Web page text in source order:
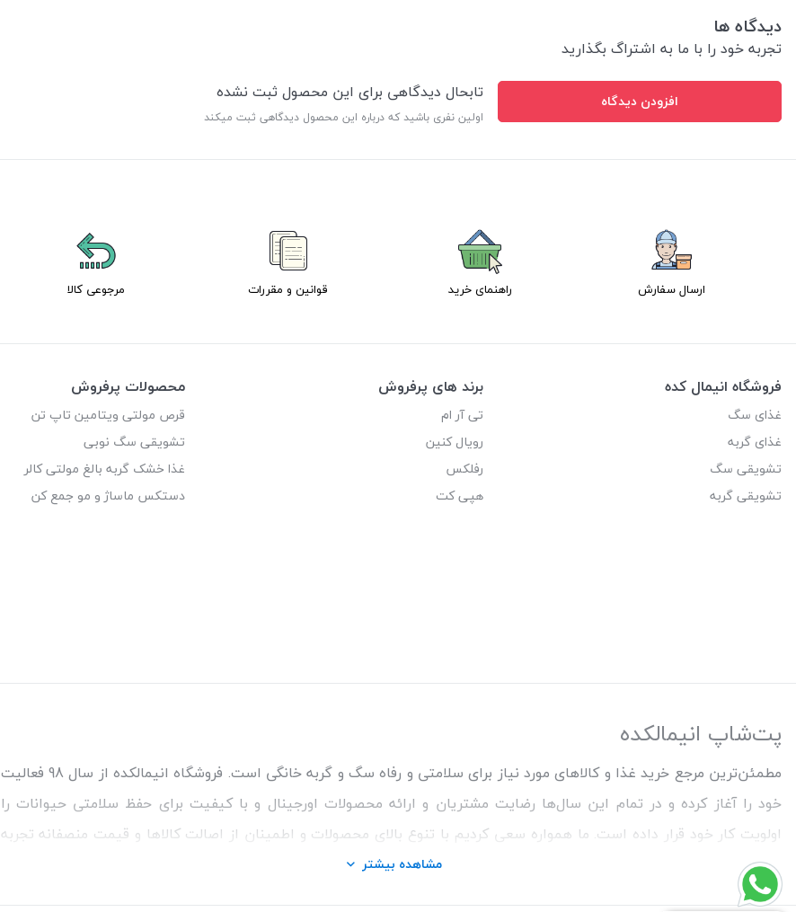
دیدگاه ها
تجربه خود را با ما به اشتراگ بگذارید
افزودن دیدگاه تابحال دیدگاهی برای این محصول ثبت نشده
اولین نفری باشید که درباره این محصول دیدگاهی ثبت میکند
ارسال سفارش راهنمای خرید قوانین و مقررات مرجوعی کالا
فروشگاه انیمال کده
غذای سگ
غذای گربه
تشویقی سگ
تشویقی گربه
برند های پرفروش
تی آر ام
رویال کنین
رفلکس
هپی کت
محصولات پرفروش
قرص مولتی ویتامین تاپ تن
تشویقی سگ نوبی
غذا خشک گربه بالغ مولتی کالر
دستکس ماساژ و مو جمع کن
پت‌شاپ انیمالکده
مطمئن‌ترین مرجع خرید غذا و کالاهای مورد نیاز برای سلامتی و رفاه سگ و گربه خانگی است. فروشگاه انیمالکده از سال 98 فعالیت
خود را آغاز کرده و در تمام این سال‌ها رضایت مشتریان و ارائه محصولات اورجینال و با کیفیت برای حفظ سلامتی حیوانات را
اولویت کار خود قرار داده است. ما همواره سعی کردیم با تنوع بالای محصولات و اطمینان از اصالت کالاها و قیمت منصفانه تجربه
خریدی خوشایند را برای مشتریان رقم بزنیم. همچنین برای دریافت مشاوره رایگان درمورد محصولات می‌توانیدبا شماره مشاور در
تماس باشید.
مشاهده بیشتر